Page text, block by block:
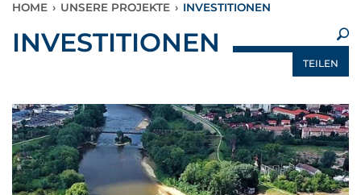
HOME › UNSERE PROJEKTE › INVESTITIONEN
×
INVESTITIONEN
TEILEN